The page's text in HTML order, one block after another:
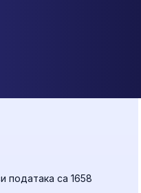
података са 1658